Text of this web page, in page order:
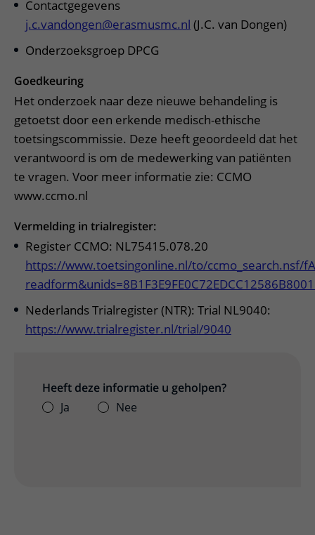
Contactgegevens
j.c.vandongen@erasmusmc.nl (J.C. van Dongen)
Onderzoeksgroep DPCG
Goedkeuring
Het onderzoek naar deze nieuwe behandeling is
getoetst door een erkende medisch-ethische
toetsingscommissie. Deze heeft geoordeeld dat het
verantwoord is om de medewerking van patiënten
te vragen. Voor meer informatie zie: CCMO
www.ccmo.nl
Vermelding in trialregister:
Register CCMO: NL75415.078.20
https://www.toetsingonline.nl/to/ccmo_search.nsf/
Nederlands Trialregister (NTR): Trial NL9040:
https://www.trialregister.nl/trial/9040
Heeft deze informatie u geholpen?
Ja
Nee